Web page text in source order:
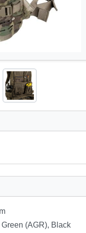
(AGR), Black